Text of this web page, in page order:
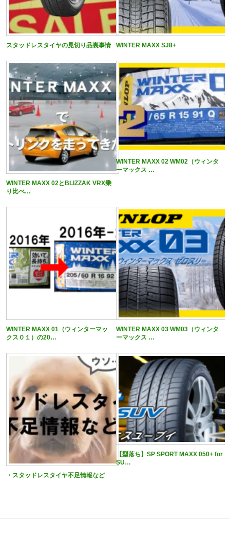
スタッドレスタイヤの見切り品裏事情 WINTER MAXX SJ8+
WINTER MAXX 02とBLIZZAK VRX乗
り比べ…
WINTER MAXX 02 WM02（ウィンタ
ーマックス …
WINTER MAXX 01（ウィンターマッ
クス０１）の20…
WINTER MAXX 03 WM03（ウィンタ
ーマックス …
・スタッドレスタイヤ不足情報など
【型落ち】SP SPORT MAXX 050+ for
SU…